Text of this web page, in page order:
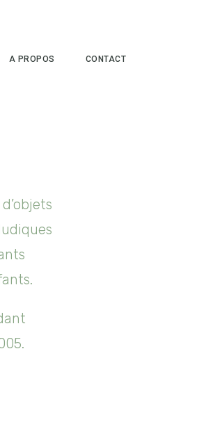
A PROPOS CONTACT